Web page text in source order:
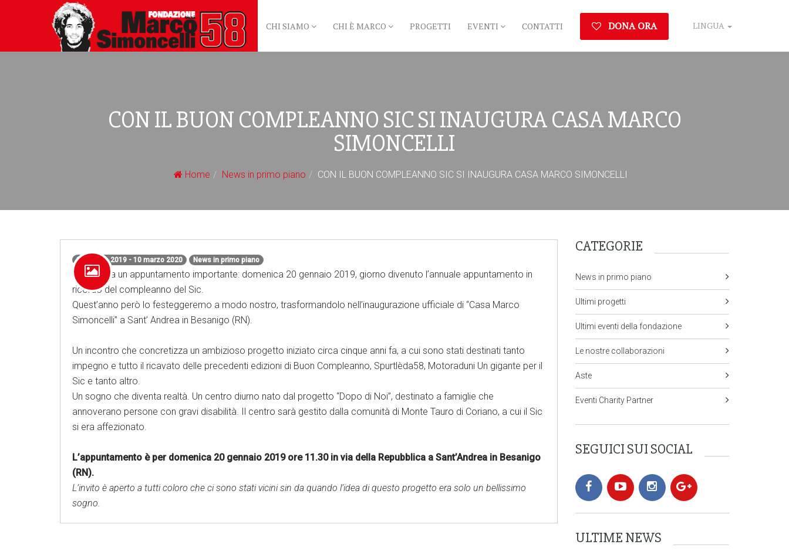
CHI SIAMO CHI È MARCO PROGETTI EVENTI CONTATTI DONA ORA LINGUA
CON IL BUON COMPLEANNO SIC SI INAUGURA CASA MARCO
SIMONCELLI
Home News in primo piano CON IL BUON COMPLEANNO SIC SI INAUGURA CASA MARCO SIMONCELLI
8 gennaio 2019 - 10 marzo 2020 News in primo piano
Si avvicina un appuntamento importante: domenica 20 gennaio 2019, giorno divenuto l’annuale appuntamento in
ricordo del compleanno del Sic.
Quest’anno però lo festeggeremo a modo nostro, trasformandolo nell’inaugurazione ufficiale di “Casa Marco
Simoncelli” a Sant’ Andrea in Besanigo (RN).
Un incontro che concretizza un ambizioso progetto iniziato circa cinque anni fa, a cui sono stati destinati tanto
impegno e tutto il ricavato delle precedenti edizioni di Buon Compleanno, Spurtlèda58, Motoraduni Un gigante per il
Sic e tanto altro.
Un sogno che diventa realtà. Un centro diurno nato dal progetto “Dopo di Noi”, destinato a famiglie che
annoverano persone con gravi disabilità. Il centro sarà gestito dalla comunità di Monte Tauro di Coriano, a cui il Sic
si era affezionato.
L’appuntamento è per domenica 20 gennaio 2019 ore 11.30 in via della Repubblica a Sant’Andrea in Besanigo
(RN).
L’invito è aperto a tutti coloro che ci sono stati vicini sin da quando l’idea di questo progetto era solo un bellissimo
sogno.
CATEGORIE
News in primo piano
Ultimi progetti
Ultimi eventi della fondazione
Le nostre collaborazioni
Aste
Eventi Charity Partner
SEGUICI SUI SOCIAL
ULTIME NEWS